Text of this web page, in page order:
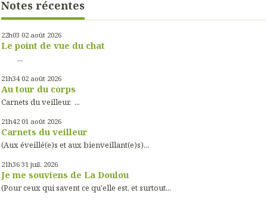
Notes récentes
22h03 02 août 2026
Le point de vue du chat
...
21h34 02 août 2026
Au tour du corps
Carnets du veilleur. ...
21h42 01 août 2026
Carnets du veilleur
(Aux éveillé(e)s et aux bienveillant(e)s)...
21h36 31 juil. 2026
Je me souviens de La Doulou
(Pour ceux qui savent ce qu'elle est, et surtout...